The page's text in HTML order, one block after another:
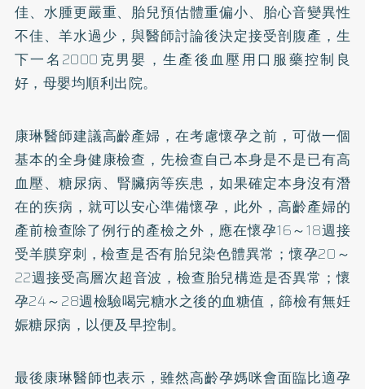
佳、水腫更嚴重、胎兒預估體重偏小、胎心音變異性
不佳、羊水過少，與醫師討論後決定接受剖腹產，生
下一名2000克男嬰，生產後血壓用口服藥控制良
好，母嬰均順利出院。
康琳醫師建議高齡產婦，在考慮懷孕之前，可做一個
基本的全身健康檢查，先檢查自己本身是不是已有高
血壓、糖尿病、 腎臟病等疾患，如果確定本身沒有潛
在的疾病，就可以安心準備懷孕，此外，高齡產婦的
產前檢查除了例行的產檢之外，應在懷孕16～18週接
受羊膜穿刺，檢查是否有胎兒染色體異常；懷孕20～
22週接受高層次超音波，檢查胎兒構造是否異常；懷
孕24～28週檢驗喝完糖水之後的血糖值，篩檢有無妊
娠糖尿病，以便及早控制。
最後康琳醫師也表示，雖然高齡孕媽咪會面臨比適孕